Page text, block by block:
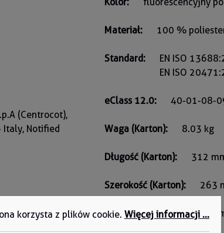
(Centrocot),
Italy, Notified
Materiał: 100 %
Standard:
EN ISO
EN ISO
eClass 12.0: 40-01-08-
Waga (Karton): 8.03 kg
Długość (Karton): 312
Szerokość (Karton): 263
Wysokość (Karton): 385
korzysta z plików cookie. Więcej informacji ...